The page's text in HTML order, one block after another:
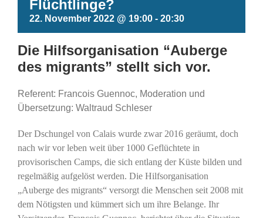
Flüchtlinge?
22. November 2022 @ 19:00 - 20:30
Die Hilfsorganisation “Auberge
des migrants” stellt sich vor.
Referent: Francois Guennoc, Moderation und
Übersetzung: Waltraud Schleser
Der Dschungel von Calais wurde zwar 2016 geräumt, doch
nach wir vor leben weit über 1000 Geflüchtete in
provisorischen Camps, die sich entlang der Küste bilden und
regelmäßig aufgelöst werden. Die Hilfsorganisation
„Auberge des migrants“ versorgt die Menschen seit 2008 mit
dem Nötigsten und kümmert sich um ihre Belange. Ihr